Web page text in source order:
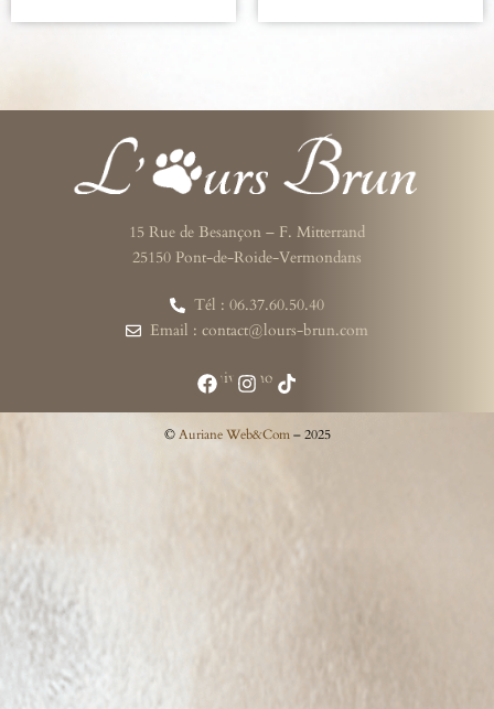
15 Rue de Besançon – F. Mitterrand
25150 Pont-de-Roide-Vermondans
Tél : 06.37.60.50.40
Email : contact@lours-brun.com
Suivez-nous
©Auriane Web&Com– 2025